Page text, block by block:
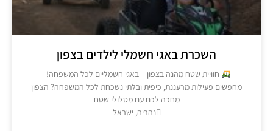
השכרת באגי חשמלי לילדים בצפון
חוויית שטח מהנה בצפון – באגי חשמליים לכל המשפחה!
פעילות מרעננת, כיפית ובלתי נשכחת לכל המשפחה? הצפון
מחכה לכם עם מסלולי שטח
נהריה, ישראל